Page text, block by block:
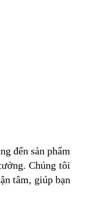
đến sản phẩm
Chúng tôi
tâm, giúp bạn